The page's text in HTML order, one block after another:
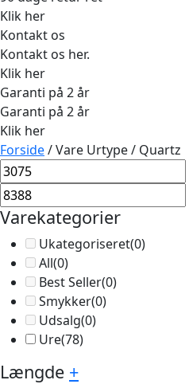
Klik her
Kontakt os
Kontakt os her.
Klik her
Garanti på 2 år
Garanti på 2 år
Klik her
Forside/ Vare Urtype / Quartz
Varekategorier
Ukategoriseret(0)
All(0)
Best Seller(0)
Smykker(0)
Udsalg(0)
Ure(78)
Længde +